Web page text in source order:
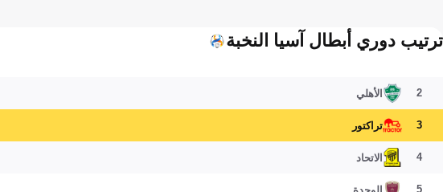
ترتيب دوري أبطال آسيا النخبة
2 الأهلي
3 تراكتور
4 الاتحاد
5 الوحدة